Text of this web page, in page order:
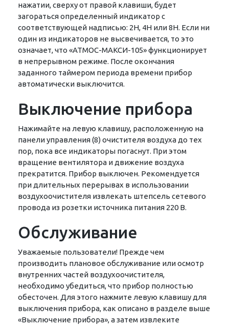
нажатии, сверху от правой клавиши, будет
загораться определенный индикатор с
соответствующей надписью: 2H, 4H или 8H. Если ни
один из индикаторов не высвечивается, то это
означает, что «АТМОС-МАКСИ-105» функционирует
в непрерывном режиме. После окончания
заданного таймером периода времени прибор
автоматически выключится.
Выключение прибора
Нажимайте на левую клавишу, расположенную на
панели управления (8) очистителя воздуха до тех
пор, пока все индикаторы погаснут. При этом
вращение вентилятора и движение воздуха
прекратится. Прибор выключен. Рекомендуется
при длительных перерывах в использовании
воздухоочистителя извлекать штепсель сетевого
провода из розетки источника питания 220 В.
Обслуживание
Уважаемые пользователи! Прежде чем
производить плановое обслуживание или осмотр
внутренних частей воздухоочистителя,
необходимо убедиться, что прибор полностью
обесточен. Для этого нажмите левую клавишу для
выключения прибора, как описано в разделе выше
«Выключение прибора», а затем извлеките